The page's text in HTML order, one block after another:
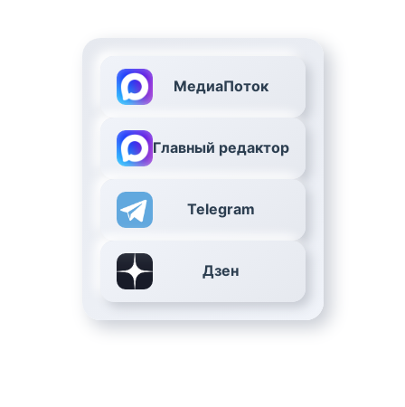
МедиаПоток
Главный редактор
Telegram
Дзен